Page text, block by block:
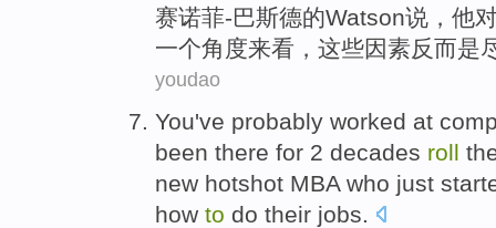
赛诺菲-巴斯德的Watson说 ， 他
一个角度来看 ， 这些因素反而是
youdao
You've probably worked at
been there for 2 decades roll
new hotshot MBAwho just
how to do their jobs.